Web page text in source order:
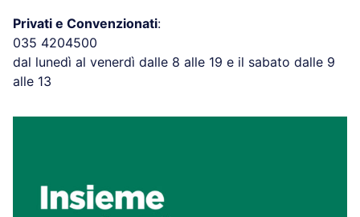
Privati e Convenzionati:
035 4204500
dal lunedì al venerdì dalle 8 alle 19 e il sabato dalle 9
alle 13